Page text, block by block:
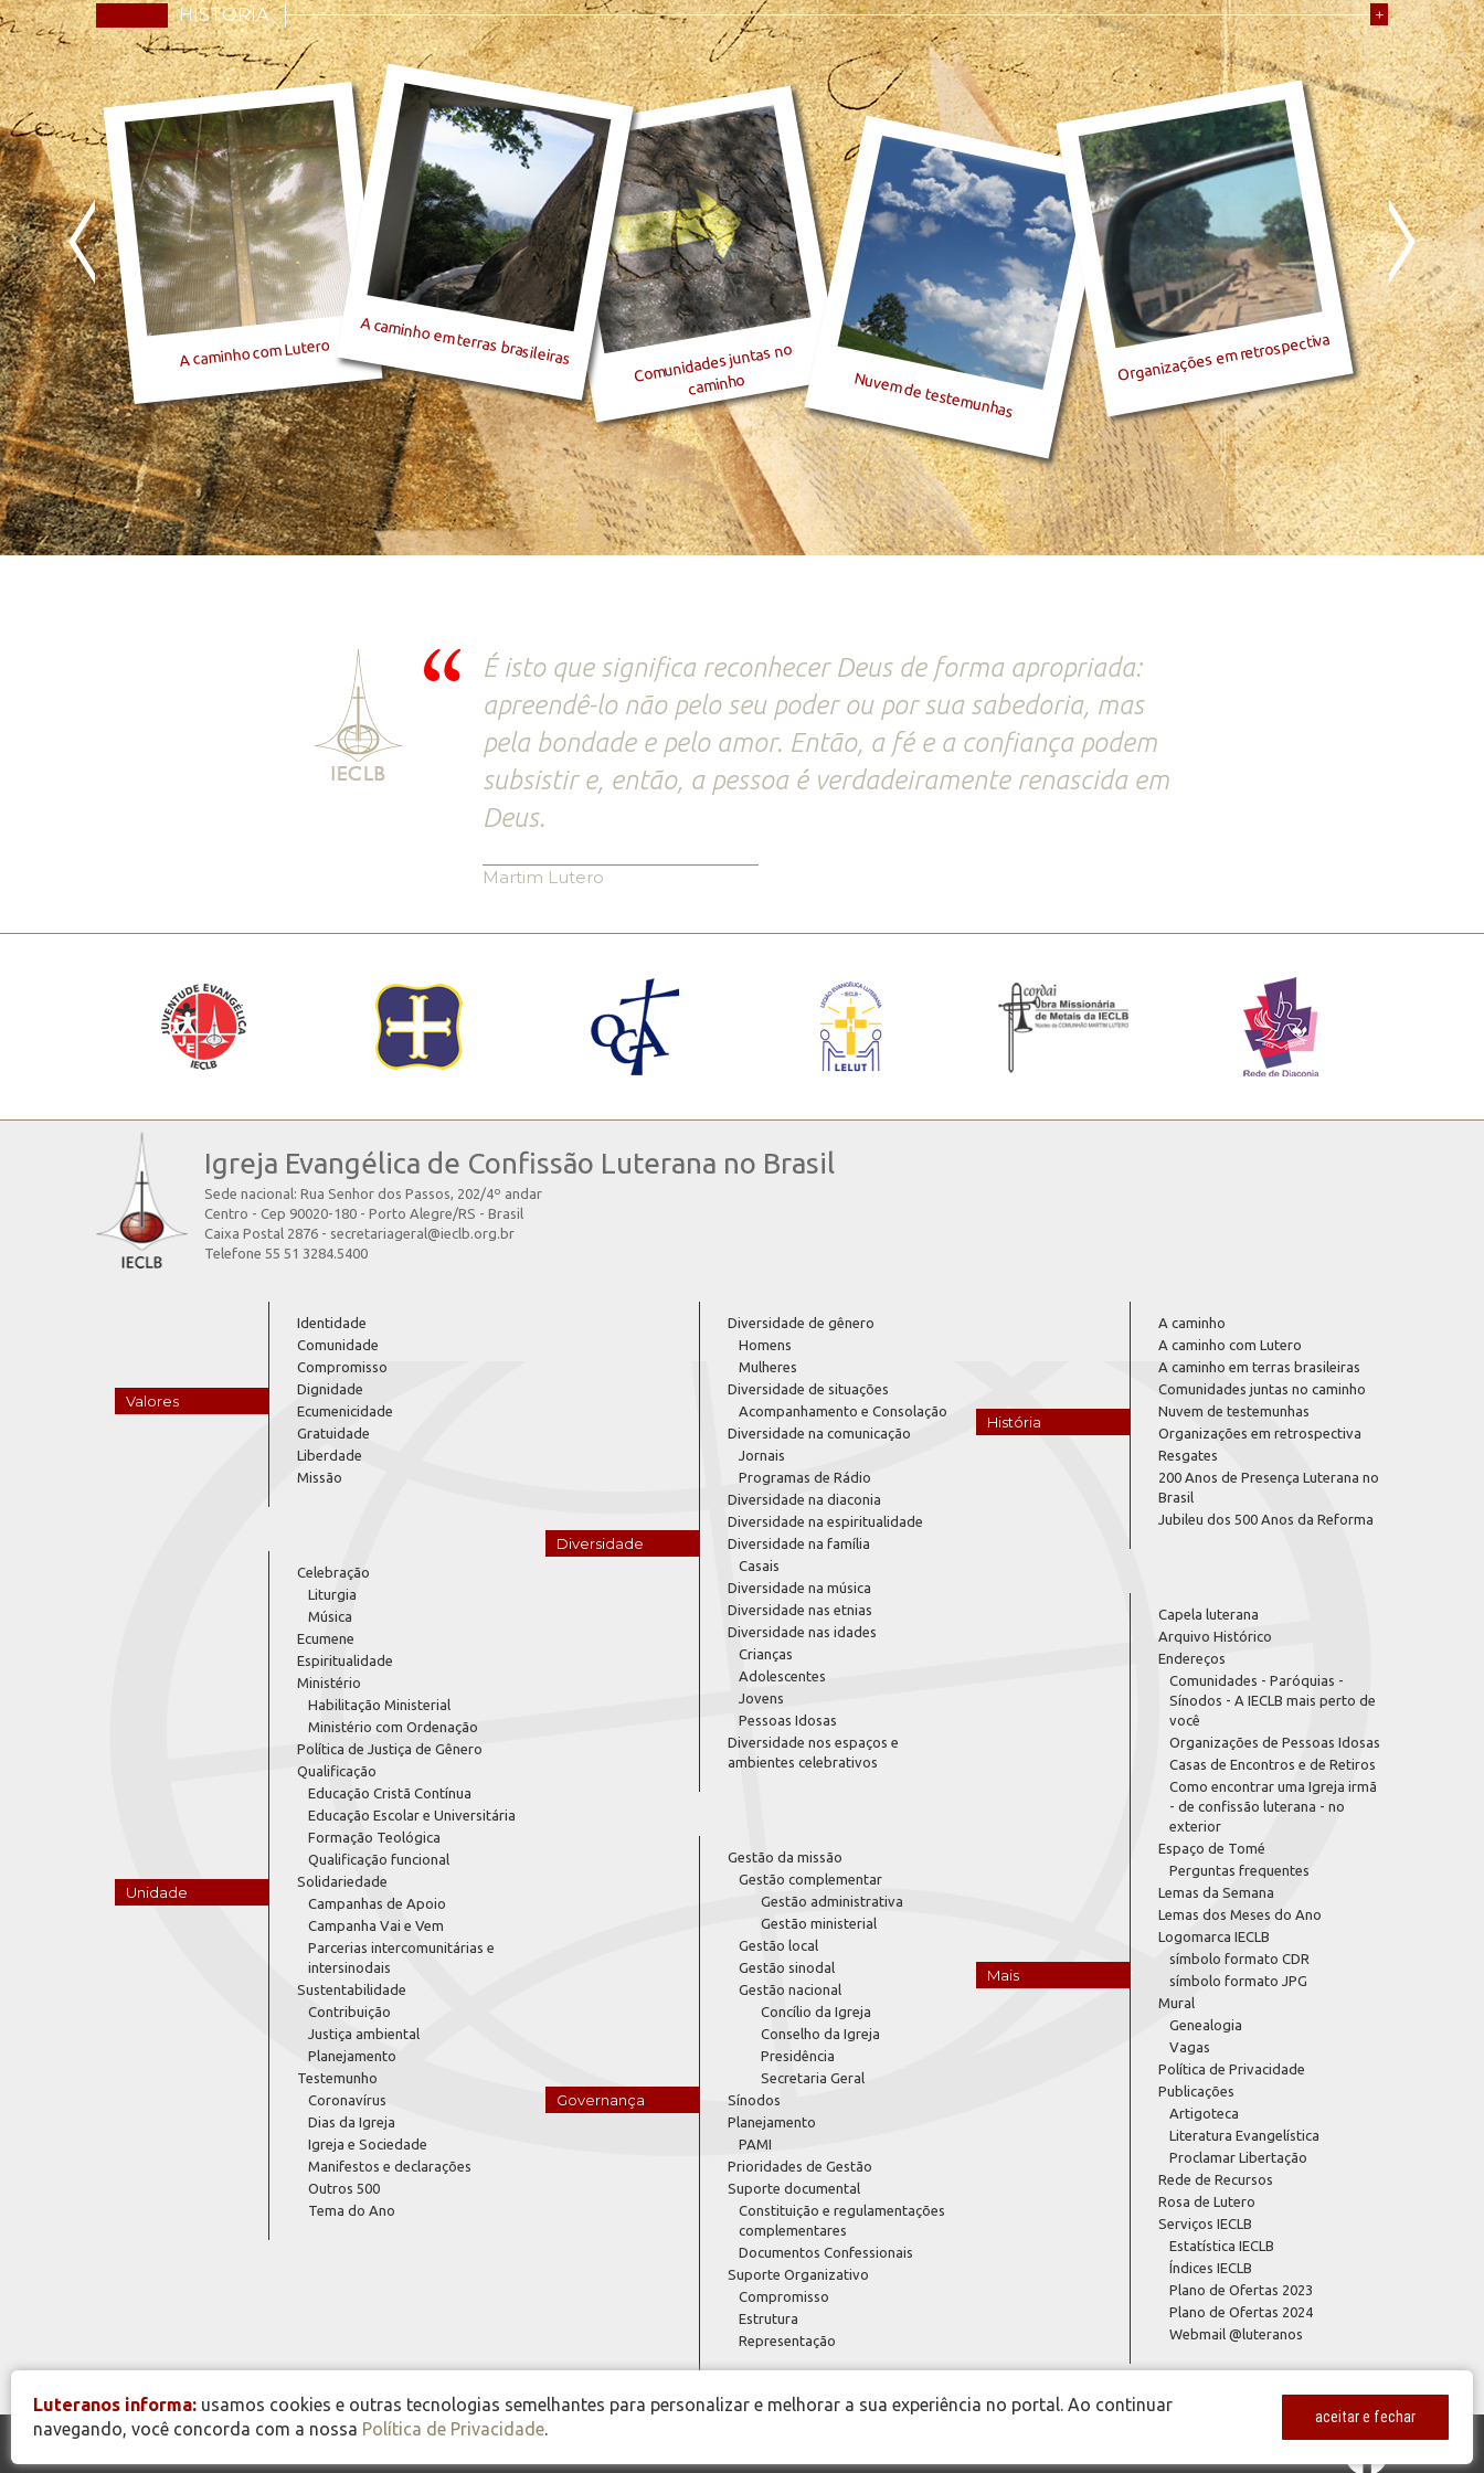
HISTÓRIA +
A caminho com Lutero A caminho em terras brasileiras Comunidades juntas no
caminho Nuvem de testemunhas
Organizações em retrospectiva
É isto que significa reconhecer Deus de forma apropriada:
apreendê-lo não pelo seu poder ou por sua sabedoria, mas
pela bondade e pelo amor. Então, a fé e a confiança podem
subsistir e, então, a pessoa é verdadeiramente renascida em
Deus.
Martim Lutero
Igreja Evangélica de Confissão Luterana no Brasil
Sede nacional: Rua Senhor dos Passos, 202/4º andar
Centro - Cep 90020-180 - Porto Alegre/RS - Brasil
Caixa Postal 2876 - secretariageral@ieclb.org.br
Telefone 55 51 3284.5400
Valores
Identidade
Comunidade
Compromisso
Dignidade
Ecumenicidade
Gratuidade
Liberdade
Missão
Unidade
Celebração
Liturgia
Música
Ecumene
Espiritualidade
Ministério
Habilitação Ministerial
Ministério com Ordenação
Política de Justiça de Gênero
Qualificação
Educação Cristã Contínua
Educação Escolar e Universitária
Formação Teológica
Qualificação funcional
Solidariedade
Campanhas de Apoio
Campanha Vai e Vem
Parcerias intercomunitárias e
intersinodais
Sustentabilidade
Contribuição
Justiça ambiental
Planejamento
Testemunho
Coronavírus
Dias da Igreja
Igreja e Sociedade
Manifestos e declarações
Outros 500
Tema do Ano
Diversidade
Diversidade de gênero
Homens
Mulheres
Diversidade de situações
Acompanhamento e Consolação
Diversidade na comunicação
Jornais
Programas de Rádio
Diversidade na diaconia
Diversidade na espiritualidade
Diversidade na família
Casais
Diversidade na música
Diversidade nas etnias
Diversidade nas idades
Crianças
Adolescentes
Jovens
Pessoas Idosas
Diversidade nos espaços e
ambientes celebrativos
Governança
Gestão da missão
Gestão complementar
Gestão administrativa
Gestão ministerial
Gestão local
Gestão sinodal
Gestão nacional
Concílio da Igreja
Conselho da Igreja
Presidência
Secretaria Geral
Sínodos
Planejamento
PAMI
Prioridades de Gestão
Suporte documental
Constituição e regulamentações
complementares
Documentos Confessionais
Suporte Organizativo
Compromisso
Estrutura
Representação
História
A caminho
A caminho com Lutero
A caminho em terras brasileiras
Comunidades juntas no caminho
Nuvem de testemunhas
Organizações em retrospectiva
Resgates
200 Anos de Presença Luterana no
Brasil
Jubileu dos 500 Anos da Reforma
Mais
Capela luterana
Arquivo Histórico
Endereços
Comunidades - Paróquias -
Sínodos - A IECLB mais perto de
você
Organizações de Pessoas Idosas
Casas de Encontros e de Retiros
Como encontrar uma Igreja irmã
- de confissão luterana - no
exterior
Espaço de Tomé
Perguntas frequentes
Lemas da Semana
Lemas dos Meses do Ano
Logomarca IECLB
símbolo formato CDR
símbolo formato JPG
Mural
Genealogia
Vagas
Política de Privacidade
Publicações
Artigoteca
Literatura Evangelística
Proclamar Libertação
Rede de Recursos
Rosa de Lutero
Serviços IECLB
Estatística IECLB
Índices IECLB
Plano de Ofertas 2023
Plano de Ofertas 2024
Webmail @luteranos
Luteranos informa: usamos cookies e outras tecnologias semelhantes para personalizar e melhorar a sua experiência no portal. Ao continuar
navegando, você concorda com a nossa Política de Privacidade.
aceitar e fechar